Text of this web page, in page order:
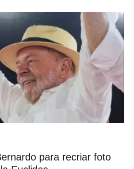
para recriar foto